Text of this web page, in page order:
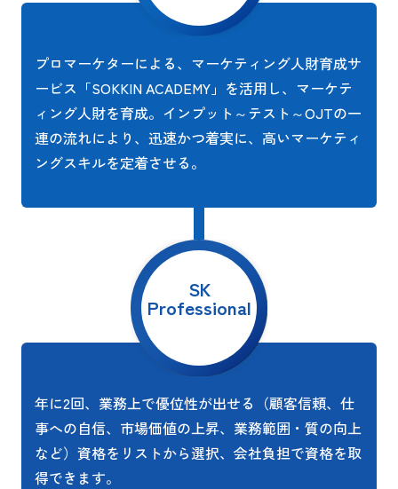
プロマーケターによる、マーケティング人財育成サ
ービス「SOKKIN ACADEMY」を活用し、マーケテ
ィング人財を育成。インプット～テスト～OJTの一
連の流れにより、迅速かつ着実に、高いマーケティ
ングスキルを定着させる。
SK
Professional
年に2回、業務上で優位性が出せる（顧客信頼、仕
事への自信、市場価値の上昇、業務範囲・質の向上
など）資格をリストから選択、会社負担で資格を取
得できます。